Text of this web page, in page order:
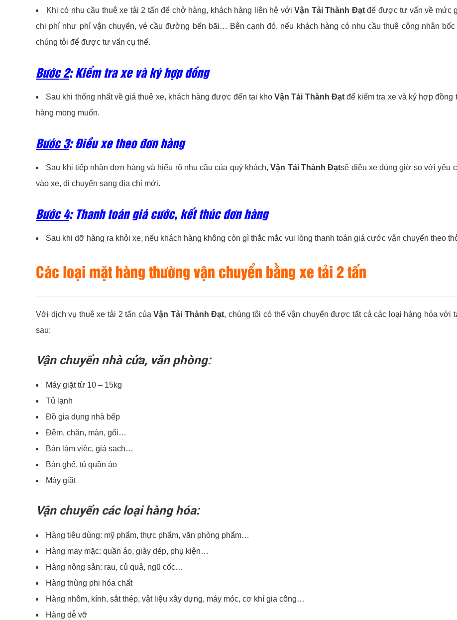
Khi có nhu cầu thuê xe tải 2 tấn để chở hàng, khách hàng liên hệ vớiVận Tải Thành Đạtđể được tư vấn về mức
chi phí như phí vận chuyển, vé cầu đường bến bãi… Bên cạnh đó, nếu khách hàng có nhu cầu thuê công nhân
chúng tôi để được tư vấn cụ thể.
Bước 2: Kiểm tra xe và ký hợp đồng
Sau khi thống nhất về giá thuê xe, khách hàng được đến tại khoVận Tải Thành Đạtđể kiểm tra xe và ký hợp đồng
hàng mong muốn.
Bước 3: Điều xe theo đơn hàng
Sau khi tiếp nhận đơn hàng và hiểu rõ nhu cầu của quý khách,Vận Tải Thành Đạtsẽ điều xe đúng giờ so với yêu
vào xe, di chuyển sang địa chỉ mới.
Bước 4: Thanh toán giá cước, kết thúc đơn hàng
Sau khi dỡ hàng ra khỏi xe, nếu khách hàng không còn gì thắc mắc vui lòng thanh toán giá cước vận chuyển theo
Các loại mặt hàng thường vận chuyển bằng xe tải 2 tấn
Với dịch vụ thuê xe tải 2 tấn củaVận Tải Thành Đạt, chúng tôi có thể vận chuyển được tất cả các loại hàng hóa
sau:
Vận chuyển nhà cửa, văn phòng:
Máy giặt từ 10 – 15kg
Tủ lạnh
Đồ gia dụng nhà bếp
Đệm, chăn, màn, gối…
Bàn làm việc, giá sạch…
Bàn ghế, tủ quần áo
Máy giặt
Vận chuyển các loại hàng hóa:
Hàng tiêu dùng: mỹ phẩm, thực phẩm, văn phòng phẩm…
Hàng may mặc: quần áo, giày dép, phụ kiện…
Hàng nông sản: rau, củ quả, ngũ cốc…
Hàng thùng phi hóa chất
Hàng nhôm, kính, sắt thép, vật liệu xây dựng, máy móc, cơ khí gia công…
Hàng dễ vỡ